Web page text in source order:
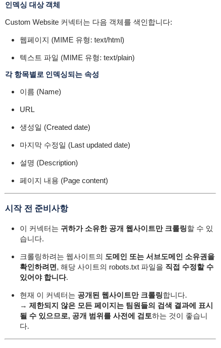
인덱싱 대상 객체
Custom Website 커넥터는 다음 객체를 색인합니다:
웹페이지 (MIME 유형: text/html)
텍스트 파일 (MIME 유형: text/plain)
각 항목별로 인덱싱되는 속성
이름 (Name)
URL
생성일 (Created date)
마지막 수정일 (Last updated date)
설명 (Description)
페이지 내용 (Page content)
시작 전 준비사항
이 커넥터는 귀하가 소유한 공개 웹사이트만 크롤링할 수 있
습니다.
크롤링하려는 웹사이트의 도메인 또는 서브도메인 소유권을
확인하려면, 해당 사이트의 robots.txt파일을 직접 수정할 수
있어야 합니다.
현재 이 커넥터는 공개된 웹사이트만 크롤링합니다.
→ 제한되지 않은 모든 페이지는 팀원들의 검색 결과에 표시
될 수 있으므로, 공개 범위를 사전에 검토하는 것이 좋습니
다.